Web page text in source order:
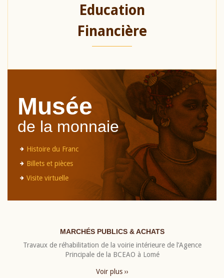
Education
Financière
Musée
de la monnaie
Histoire du Franc
Billets et pièces
Visite virtuelle
MARCHÉS PUBLICS & ACHATS
Travaux de réhabilitation de la voirie intérieure de l’Agence
Principale de la BCEAO à Lomé
Voir plus ››